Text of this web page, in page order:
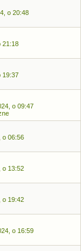
o 20:48
21:18
19:37
o 09:47
o 06:56
o 13:52
o 19:42
o 16:59